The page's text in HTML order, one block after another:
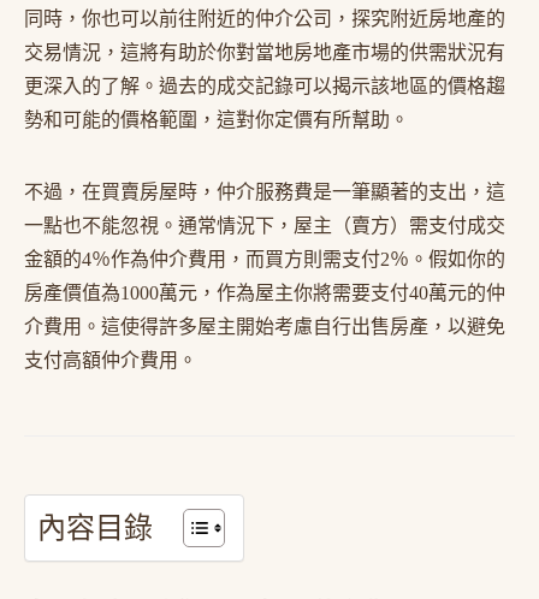
同時，你也可以前往附近的仲介公司，探究附近房地產的
交易情況，這將有助於你對當地房地產市場的供需狀況有
更深入的了解。過去的成交記錄可以揭示該地區的價格趨
勢和可能的價格範圍，這對你定價有所幫助。
不過，在買賣房屋時，仲介服務費是一筆顯著的支出，這
一點也不能忽視。通常情況下，屋主（賣方）需支付成交
金額的4％作為仲介費用，而買方則需支付2％。假如你的
房產價值為1000萬元，作為屋主你將需要支付40萬元的仲
介費用。這使得許多屋主開始考慮自行出售房產，以避免
支付高額仲介費用。
內容目錄